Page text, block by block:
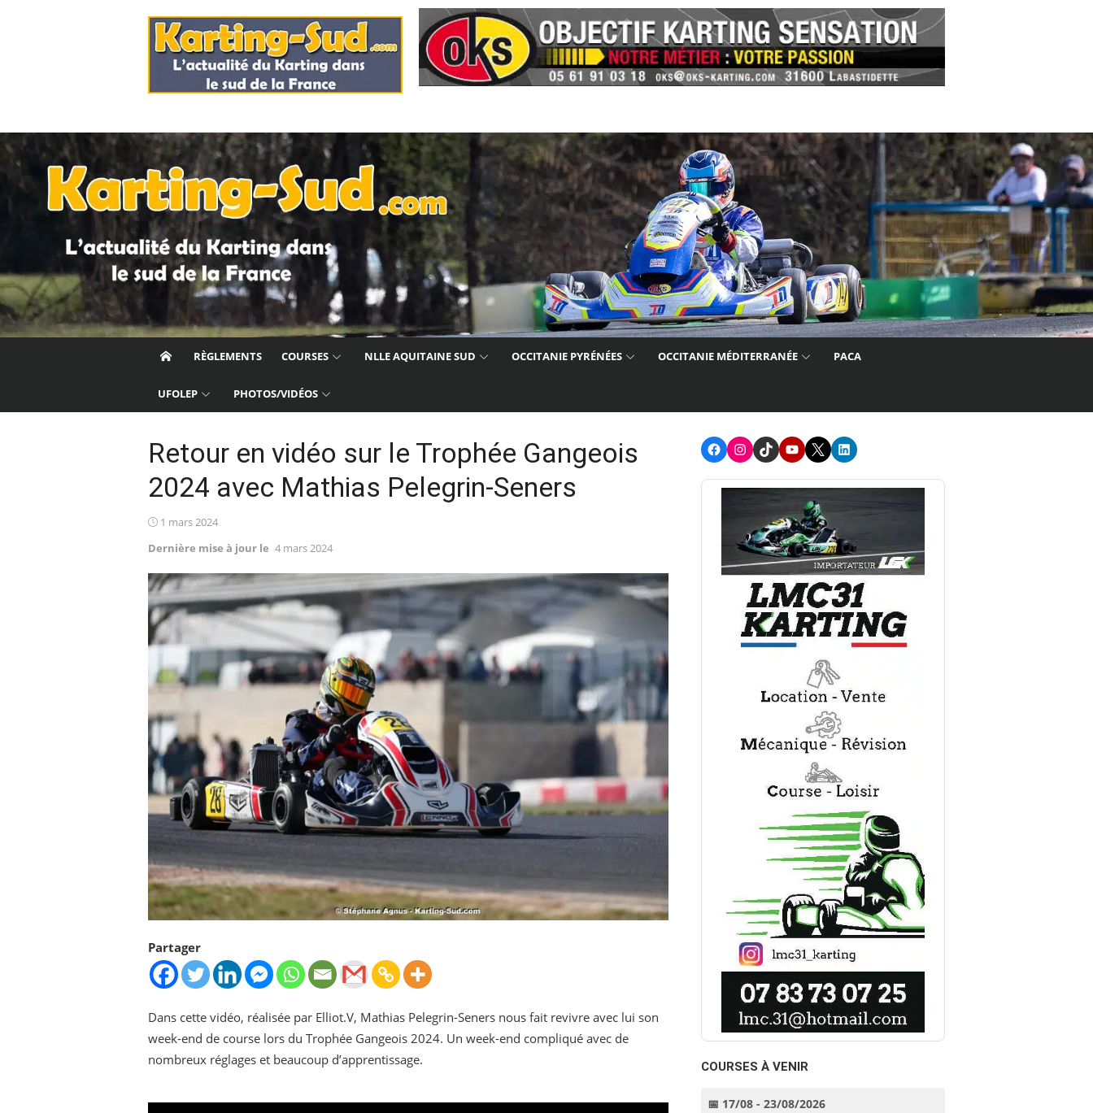
RÈGLEMENTS COURSES NLLE AQUITAINE SUD OCCITANIE PYRÉNÉES OCCITANIE MÉDITERRANÉE PACA
UFOLEP PHOTOS/VIDÉOS
Retour en vidéo sur le Trophée Gangeois
2024 avec Mathias Pelegrin-Seners
Posted
1 mars 2024
Dernière mise à jour le 4 mars 2024
Partager
Dans cette vidéo, réalisée par Elliot.V, Mathias Pelegrin-Seners nous fait revivre avec lui son
week-end de course lors du Trophée Gangeois 2024. Un week-end compliqué avec de
nombreux réglages et beaucoup d’apprentissage.
FacebookInstagram
TikTokYoutube
X LinkedIn
COURSES À VENIR
📅 17/08 - 23/08/2026